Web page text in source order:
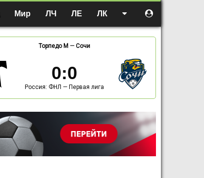
Мир ЛЧ ЛЕ ЛК
Торпедо М — Сочи
0:0
Россия: ФНЛ — Первая лига